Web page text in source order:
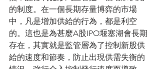
的制度。在一個長期存量博弈的市場
中，凡是增加供給的行為，都是利空
的。這也是為甚麼A股IPO堰塞湖會長期
存在，其實就是監管層為了控制新股供
給的速度和節奏，防止出現供需失衡的